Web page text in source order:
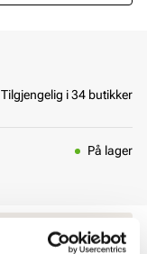
Tilgjengelig i 34 butikker
På lager